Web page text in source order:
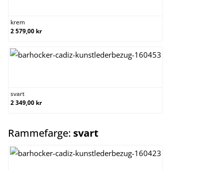
krem
2 579,00 kr
svart
2 349,00 kr
Rammefarge: svart